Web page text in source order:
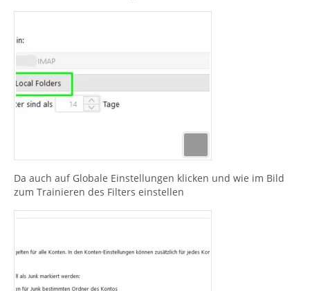
Da auch auf Globale Einstellungen klicken und wie im Bild
zum Trainieren des Filters einstellen